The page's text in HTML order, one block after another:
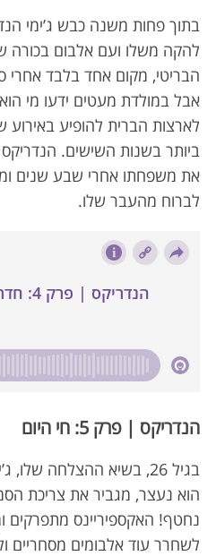
בתוך פחות משנה כבש ג’ימי
להקה משלו ועם אלבום בכורה
הבריטי, מקום אחד בלבד אחרי
לארצות הברית להופיע
ביותר בשנות השישים.
את משפחתו אחרי שבע שנים
לברוח מהעבר שלו.
הנדריקס | פרק 5: חי היום
בגיל 26, בשיא ההצלחה
הוא נעצר, מגביר את צריכת
נחטף! האקספיריינס מתפרקים
לשחרר עוד אלבומים מסחריים